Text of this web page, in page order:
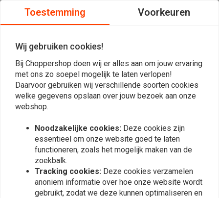
(0 beoordelingen)
Vergelijkbare producten
Toestemming Voorkeuren
Wij gebruiken cookies!
Bij Choppershop doen wij er alles aan om jouw ervaring
met ons zo soepel mogelijk te laten verlopen!
Daarvoor gebruiken wij verschillende soorten cookies
welke gegevens opslaan over jouw bezoek aan onze
webshop.
Noodzakelijke cookies: Deze cookies zijn
essentieel om onze website goed te laten
functioneren, zoals het mogelijk maken van de
zoekbalk.
Tracking cookies: Deze cookies verzamelen
anoniem informatie over hoe onze website wordt
gebruikt, zodat we deze kunnen optimaliseren en